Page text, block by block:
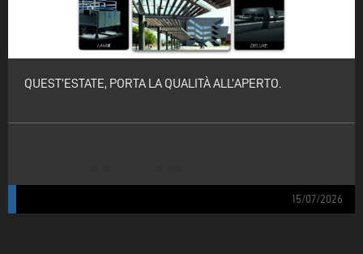
QUEST’ESTATE, PORTA LA QUALITÀ ALL’APERTO.
15/07/2026